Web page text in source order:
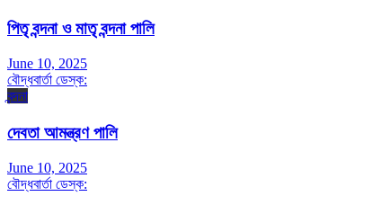
পিতৃ বন্দনা ও মাতৃ বন্দনা পালি
June 10, 2025
বৌদ্ধবার্তা ডেস্ক:
বন্দনা
দেবতা আমন্ত্রণ পালি
June 10, 2025
বৌদ্ধবার্তা ডেস্ক: